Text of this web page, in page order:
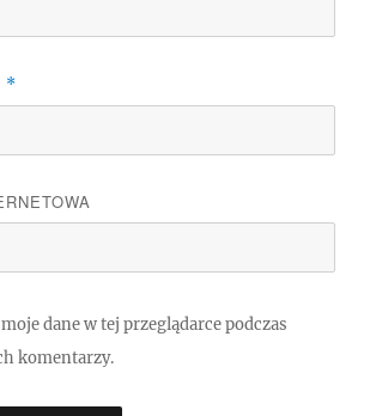
*
dane w tej przeglądarce podczas
komentarzy.